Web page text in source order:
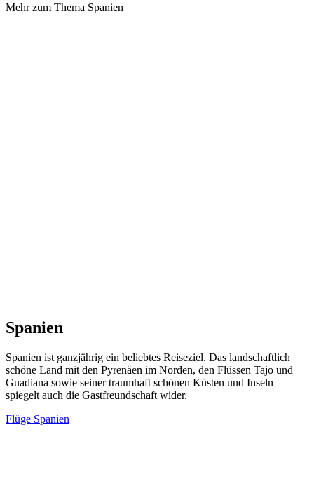
Mehr zum Thema Spanien
Spanien
Spanien ist ganzjährig ein beliebtes Reiseziel. Das landschaftlich
schöne Land mit den Pyrenäen im Norden, den Flüssen Tajo und
Guadiana sowie seiner traumhaft schönen Küsten und Inseln
spiegelt auch die Gastfreundschaft wider.
Flüge Spanien